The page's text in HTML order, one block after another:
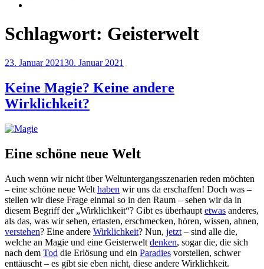
Schlagwort: Geisterwelt
Veröffentlicht
23. Januar 202130. Januar 2021
Keine Magie? Keine andere
Wirklichkeit?
Eine schöne neue Welt
Auch wenn wir nicht über Weltuntergangsszenarien reden möchten
– eine schöne neue Welt haben wir uns da erschaffen! Doch was –
stellen wir diese Frage einmal so in den Raum – sehen wir da in
diesem Begriff der „Wirklichkeit“? Gibt es überhaupt etwas anderes,
als das, was wir sehen, ertasten, erschmecken, hören, wissen, ahnen,
verstehen? Eine andere Wirklichkeit? Nun, jetzt – sind alle die,
welche an Magie und eine Geisterwelt denken, sogar die, die sich
nach dem Tod die Erlösung und ein Paradies vorstellen, schwer
enttäuscht – es gibt sie eben nicht, diese andere Wirklichkeit.